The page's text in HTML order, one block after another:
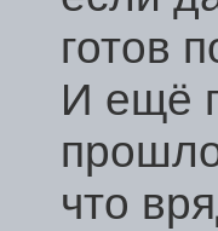
готов
И ещё
что